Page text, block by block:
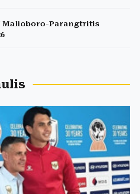
Malioboro-Parangtritis